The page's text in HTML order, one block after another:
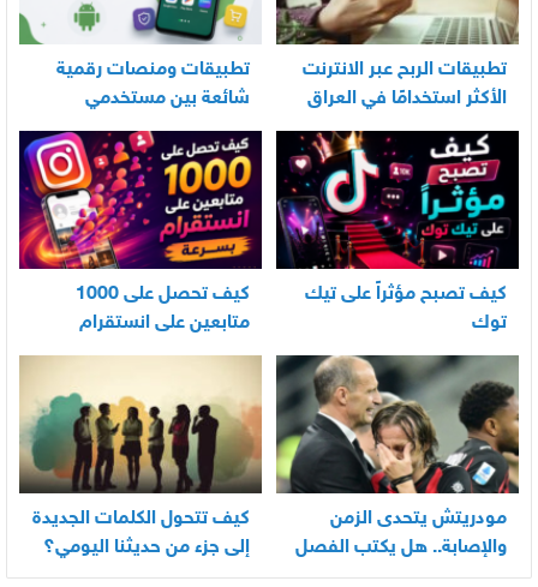
تطبيقات الربح عبر الانترنت
الأكثر استخدامًا في العراق
تطبيقات ومنصات رقمية
شائعة بين مستخدمي
الأندرويد
كيف تصبح مؤثراً على تيك
توك
كيف تحصل على 1000
متابعين على انستقرام
بسرعة
مودريتش يتحدى الزمن
والإصابة.. هل يكتب الفصل
الأخير في أسطورته
كيف تتحول الكلمات الجديدة
إلى جزء من حديثنا اليومي؟